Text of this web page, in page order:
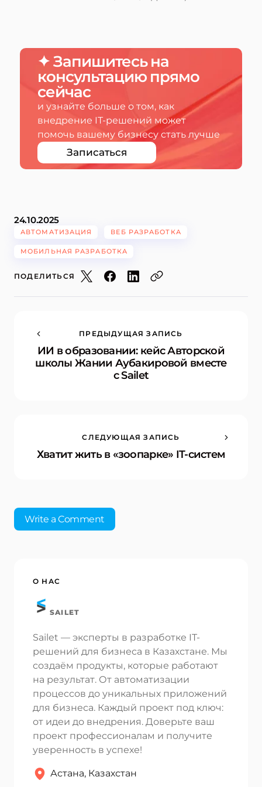
✦ Запишитесь на
консультацию прямо
сейчас
и узнайте больше о том, как
внедрение IT-решений может
помочь вашему бизнесу стать лучше
Записаться
24.10.2025
АВТОМАТИЗАЦИЯ ВЕБ РАЗРАБОТКА
МОБИЛЬНАЯ РАЗРАБОТКА
ПОДЕЛИТЬСЯ
ПРЕДЫДУЩАЯ ЗАПИСЬ
ИИ в образовании: кейс Авторской
школы Жании Аубакировой вместе
с Sailet
СЛЕДУЮЩАЯ ЗАПИСЬ
Хватит жить в «зоопарке» IT-систем
Write a Comment
Ваш адрес email не будет опубликован.
Ваш комментарий *
Электронная почта *
О НАС
SAILET
Sailet — эксперты в разработке IT-
решений для бизнеса в Казахстане. Мы
создаём продукты, которые работают
на результат. От автоматизации
процессов до уникальных приложений
для бизнеса. Каждый проект под ключ:
от идеи до внедрения. Доверьте ваш
проект профессионалам и получите
уверенность в успехе!
Астана, Казахстан